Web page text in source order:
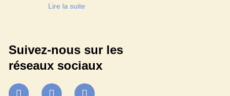
Lire la suite
Suivez-nous sur les
réseaux sociaux